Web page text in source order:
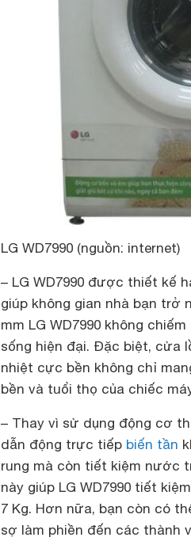
LG WD7990 (nguồn: internet)
– LG WD7990 được thiết kế
giúp không gian nhà bạn trở
mm LG WD7990 không
sống hiện đại. Đặc biệt, cửa
nhiệt cực bền không chỉ
bền và tuổi thọ của chiếc
– Thay vì sử dụng động cơ
dẫn động trực tiếp biến tần
rung mà còn tiết kiệm nước
này giúp LG WD7990 tiết
7 Kg. Hơn nữa, bạn còn có
sợ làm phiền đến các thành